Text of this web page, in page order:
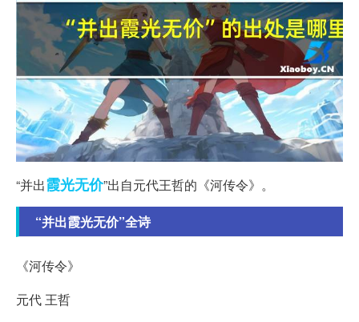
“并出霞光无价”出自元代王哲的《河传令》。
“并出霞光无价”全诗
《河传令》
元代 王哲